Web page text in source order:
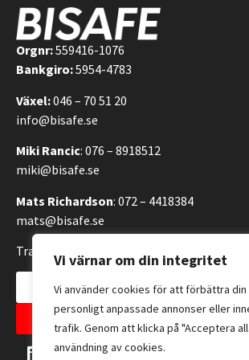
Vi värnar om din integritet
Vi använder cookies för att förbättra
personligt anpassade annonser eller
trafik. Genom att klicka på "Acceptera
användning av cookies.
Orgnr:559416-1076
Bankgiro:5954-4783
Växel:046 – 70 51 20
info@bisafe.se
Miki Rancic: 076 – 8918512
miki@bisafe.se
Mats Richardson: 072 – 4418384
mats@bisafe.se
Transportvägen 14, 246 42 Löddeköpinge,
Kontakta oss
Allmänna försäljningsvillkor